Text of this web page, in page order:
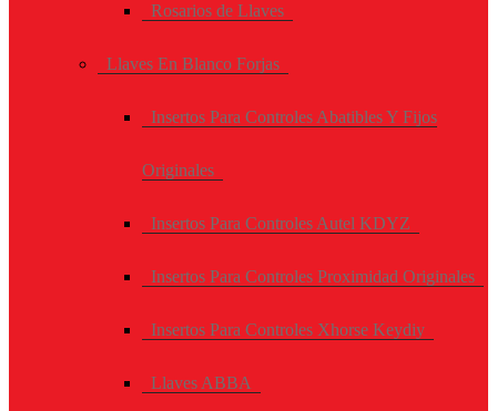
Rosarios de Llaves
Llaves En Blanco Forjas
Insertos Para Controles Abatibles Y Fijos
Originales
Insertos Para Controles Autel KDYZ
Insertos Para Controles Proximidad Originales
Insertos Para Controles Xhorse Keydiy
Llaves ABBA